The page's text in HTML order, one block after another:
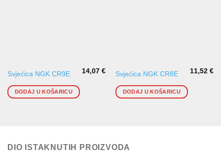
Svjećica NGK CR9E 14,07€
DODAJ U KOŠARICU
Svjećica NGK CR8E 11,52€
DODAJ U KOŠARICU
DIO ISTAKNUTIH PROIZVODA